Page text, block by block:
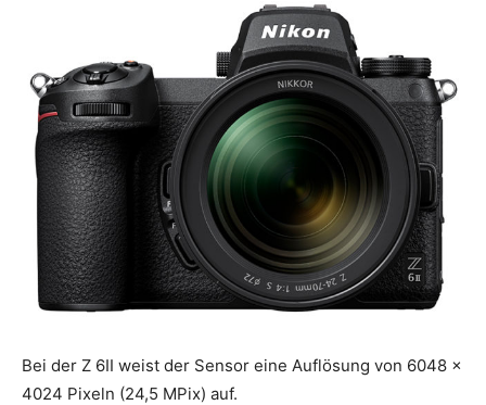
Bei der Z 6II weist der Sensor eine Auflösung von 6048 x
4024 Pixeln (24,5 MPix) auf.